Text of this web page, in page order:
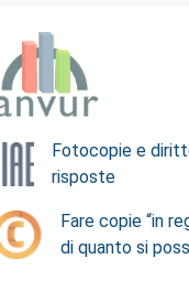
Fotocopie e
risposte
Fare copie “in
di quanto si